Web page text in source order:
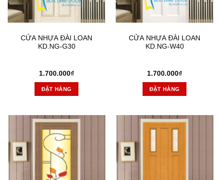
CỬA NHỰA ĐÀI LOAN
KD.NG-G30
1.700.000₫
ĐẶT HÀNG
CỬA NHỰA ĐÀI LOAN
KD.NG-W40
1.700.000₫
ĐẶT HÀNG